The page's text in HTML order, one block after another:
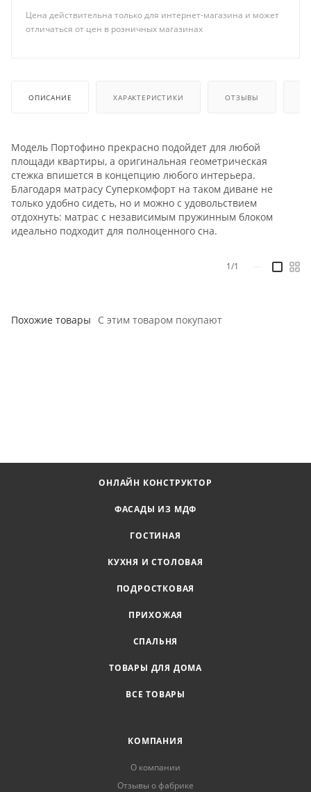
Цена действительна только для интернет-магазина и может
отличаться от цен в розничных магазинах
ОПИСАНИЕ ХАРАКТЕРИСТИКИ ОТЗЫВЫ
Модель Портофино прекрасно подойдет для любой
площади квартиры, а оригинальная геометрическая
стежка впишется в концепцию любого интерьера.
Благодаря матрасу Суперкомфорт на таком диване не
только удобно сидеть, но и можно с удовольствием
отдохнуть: матрас с независимым пружинным блоком
идеально подходит для полноценного сна.
1/1
Похожие товары С этим товаром покупают
ОНЛАЙН КОНСТРУКТОР
ФАСАДЫ ИЗ МДФ
ГОСТИНАЯ
КУХНЯ И СТОЛОВАЯ
ПОДРОСТКОВАЯ
ПРИХОЖАЯ
СПАЛЬНЯ
ТОВАРЫ ДЛЯ ДОМА
ВСЕ ТОВАРЫ
КОМПАНИЯ
О компании
Отзывы о фабрике